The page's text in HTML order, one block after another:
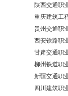
陕西交通职
重庆建筑工
贵州交通职
西安铁路职
甘肃交通职
柳州铁道职
新疆交通职
四川建筑职